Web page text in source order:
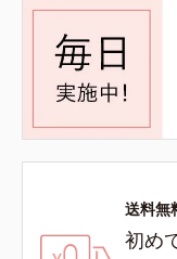
送料無
初め